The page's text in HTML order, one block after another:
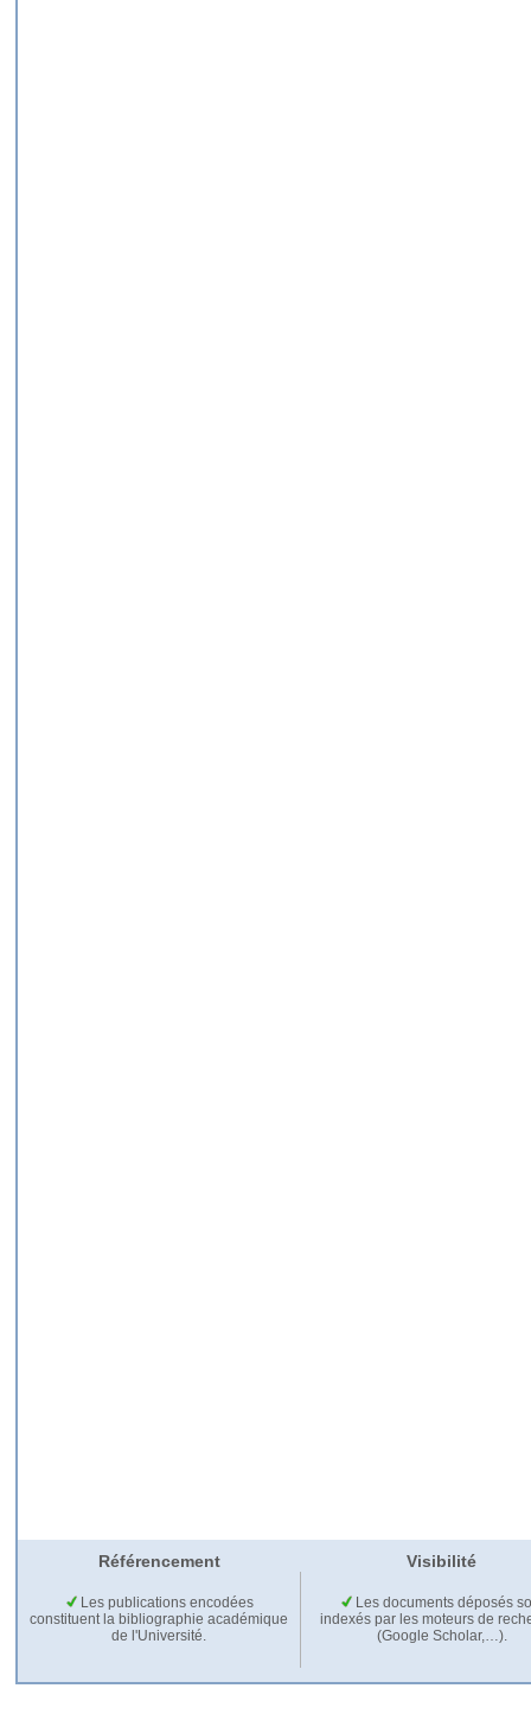
Référencement Visibilité
Les publications encodées
constituent la bibliographie académique
de l'Université.
Les documents déposés
indexés par les moteurs de
(Google Scholar,…).